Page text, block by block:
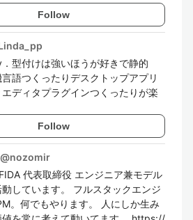
Follow
型付けは強いほうが好きで静的
語つくったりデスクトップアプリ
ディタプラグインつくったりが楽
Follow
@nozomir
代表取締役 エンジニア兼モデル
動しています。 フルスタックエンジ
。何でもやります。 人にしか生み